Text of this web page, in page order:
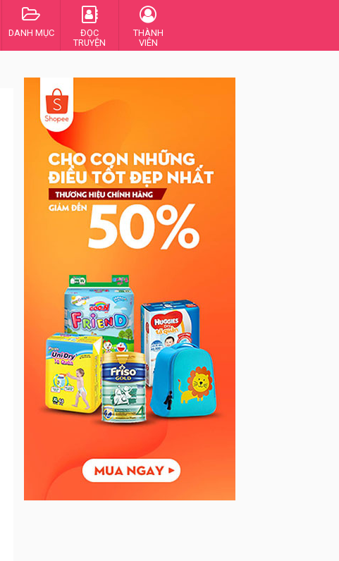
DANH MỤC
ĐỌC
TRUYỆN
THÀNH
VIÊN